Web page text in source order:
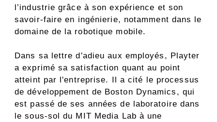
l’industrie grâce à son expérience et son
savoir-faire en ingénierie, notamment dans le
domaine de la robotique mobile.
Dans sa lettre d'adieu aux employés, Playter
a exprimé sa satisfaction quant au point
atteint par l'entreprise. Il a cité le processus
de développement de Boston Dynamics, qui
est passé de ses années de laboratoire dans
le sous-sol du MIT Media Lab à une